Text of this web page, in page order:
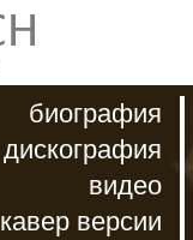
биография
дискография
видео
кавер версии